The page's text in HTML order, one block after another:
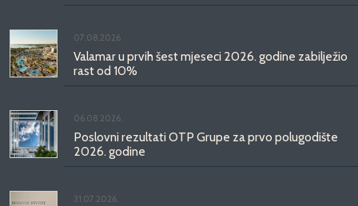
07.08.2026.
Valamar u prvih šest mjeseci 2026. godine zabilježio
rast od 10%
06.08.2026.
Poslovni rezultati OTP Grupe za prvo polugodište
2026. godine
31.07.2026.